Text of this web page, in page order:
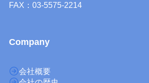
FAX：03-5575-2214
Company
会社概要